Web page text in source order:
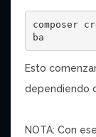
composer
ba
Esto
dependiendo
NOTA: Con